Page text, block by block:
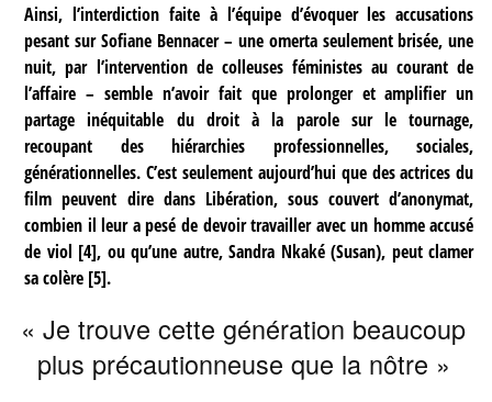
Ainsi, l’interdiction faite à l’équipe d’évoquer les accusations
pesant sur Sofiane Bennacer – une omerta seulement brisée, une
nuit, par l’intervention de colleuses féministes au courant de
l’affaire – semble n’avoir fait que prolonger et amplifier un
partage inéquitable du droit à la parole sur le tournage,
recoupant des hiérarchies professionnelles, sociales,
générationnelles. C’est seulement aujourd’hui que des actrices du
film peuvent dire dans Libération, sous couvert d’anonymat,
combien il leur a pesé de devoir travailler avec un homme accusé
de viol [4], ou qu’une autre, Sandra Nkaké (Susan), peut clamer
sa colère [5].
« Je trouve cette génération beaucoup
plus précautionneuse que la nôtre »